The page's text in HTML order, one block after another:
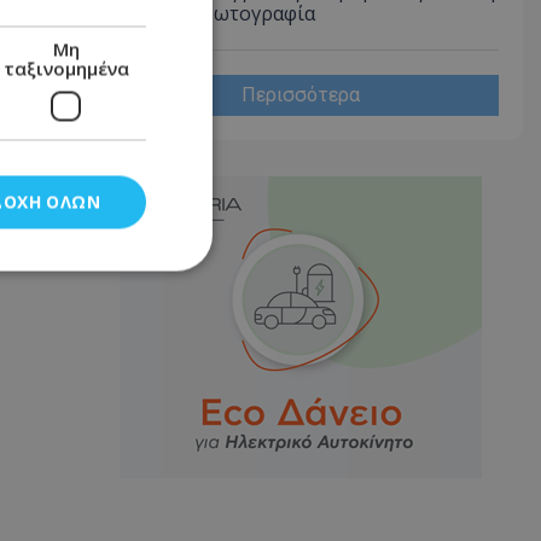
Λάρνακα - Φωτογραφία
Περισσότερα
Μη
ταξινομημένα
ΌΛΩΝ
και τη
cookies.